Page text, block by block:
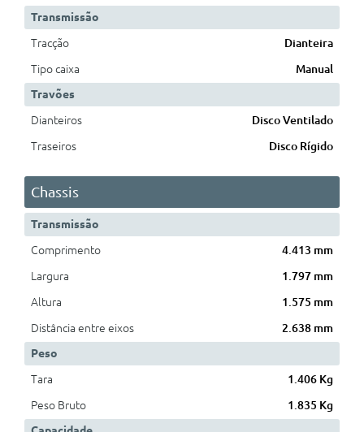
Transmissão
Tracção
Dianteira
Tipo caixa
Manual
Travões
Dianteiros
Disco Ventilado
Traseiros
Disco Rígido
Chassis
Transmissão
Comprimento
4.413 mm
Largura
1.797 mm
Altura
1.575 mm
Distância entre eixos
2.638 mm
Peso
Tara
1.406 Kg
Peso Bruto
1.835 Kg